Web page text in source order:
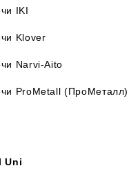
IKI
Klover
Narvi-Aito
ProMetall (ПроМеталл)
Uni